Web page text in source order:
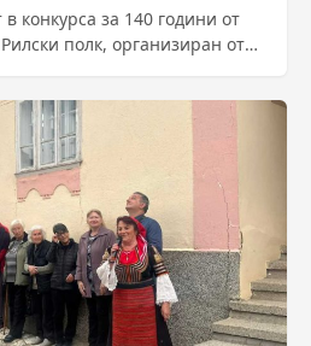
конкурса за 140 години от
полк, организиран от